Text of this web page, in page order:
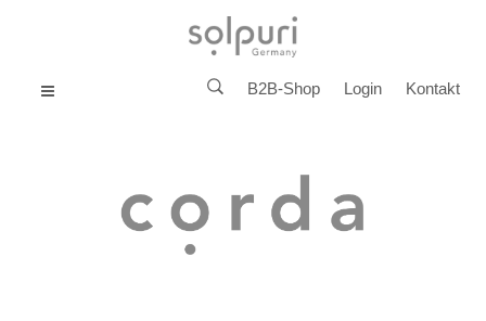
MENU B2B-Shop Login Kontakt